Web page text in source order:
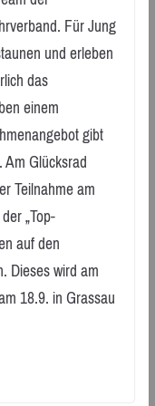
Für Jung
und erleben
das
einem
gibt
Glücksrad
Teilnahme am
„Top-
auf den
Dieses wird am
18.9. in Grassau